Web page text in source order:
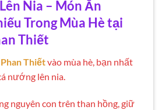
Nia – Món Ăn
Trong Mùa Hè tại
Thiết
Thiếtvào mùa hè, bạn nhất
nướng lên nia.
nguyên con trên than hồng, giữ